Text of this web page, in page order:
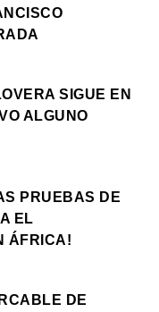
SIGUE EN
ALGUNO
PRUEBAS DE
EL
ÁFRICA!
DE